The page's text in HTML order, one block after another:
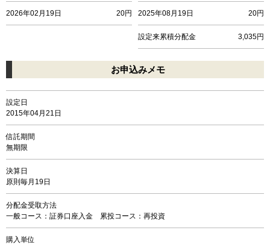
2026年02月19日 20円 2025年08月19日 20円
設定来累積分配金 3,035円
お申込みメモ
設定日
2015年04月21日
信託期間
無期限
決算日
原則毎月19日
分配金受取方法
一般コース：証券口座入金 累投コース：再投資
購入単位